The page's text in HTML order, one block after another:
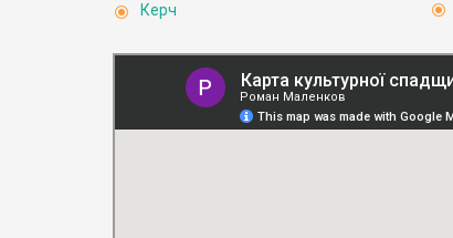
Керч